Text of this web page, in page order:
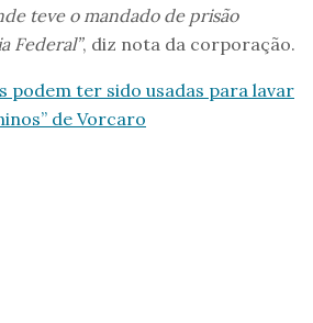
teve o mandado de prisão
Federal”, diz nota da corporação.
podem ter sido usadas para lavar
de Vorcaro